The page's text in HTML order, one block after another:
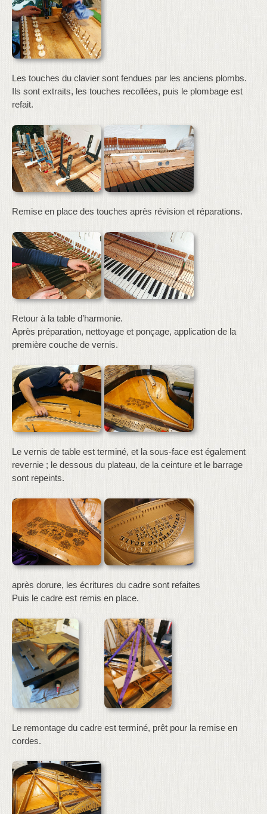
Les touches du clavier sont fendues par les anciens plombs.
Ils sont extraits, les touches recollées, puis le plombage est
refait.
Remise en place des touches après révision et réparations.
Retour à la table d’harmonie.
Après préparation, nettoyage et ponçage, application de la
première couche de vernis.
Le vernis de table est terminé, et la sous-face est également
revernie ; le dessous du plateau, de la ceinture et le barrage
sont repeints.
après dorure, les écritures du cadre sont refaites
Puis le cadre est remis en place.
Le remontage du cadre est terminé, prêt pour la remise en
cordes.